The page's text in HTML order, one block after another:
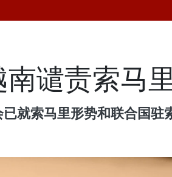
谴责索马
就索马里形势和联合国驻